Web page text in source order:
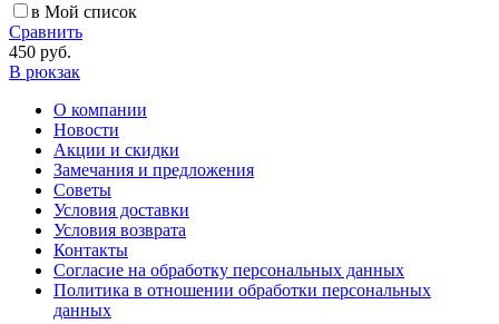
в Мой список
Сравнить
450 руб.
В рюкзак
О компании
Новости
Акции и скидки
Замечания и предложения
Советы
Условия доставки
Условия возврата
Контакты
Согласие на обработку персональных данных
Политика в отношении обработки персональных
данных